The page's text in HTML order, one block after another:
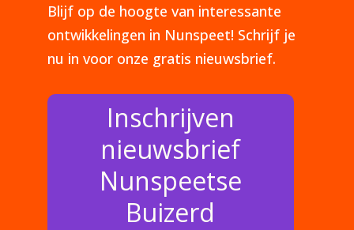
Blijf op de hoogte van interessante
ontwikkelingen in Nunspeet! Schrijf je
nu in voor onze gratis nieuwsbrief.
Inschrijven
nieuwsbrief
Nunspeetse
Buizerd